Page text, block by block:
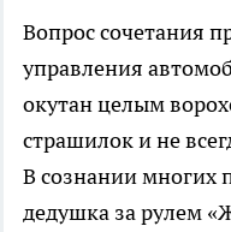
Вопрос сочетания
управления
окутан целым
страшилок и не
В сознании многих
дедушка за рулем